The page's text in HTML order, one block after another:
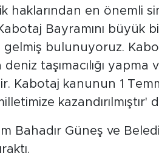
haklarından en önemli
Bayramını büyük
bulunuyoruz.
taşımacılığı yapma
Kabotaj kanunun 1
kazandırılmıştır'
Bahadır Güneş ve